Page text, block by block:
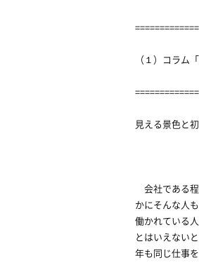
（１）コラム
見える景色と
会社である程
かにそんな人
働かれている
とはいえない
年も同じ仕事